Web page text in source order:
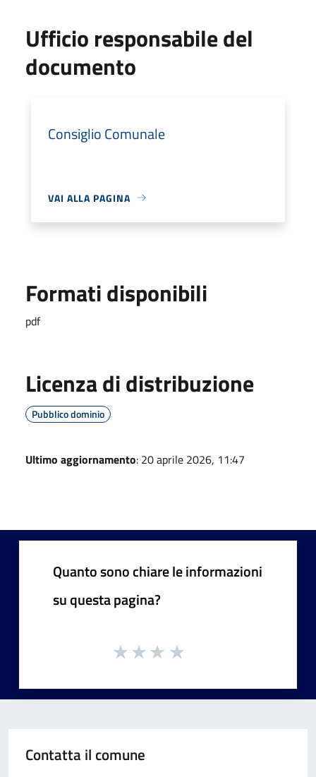
Ufficio responsabile del
documento
Consiglio Comunale
VAI ALLA PAGINA
Formati disponibili
pdf
Licenza di distribuzione
Pubblico dominio
Ultimo aggiornamento: 20 aprile 2026, 11:47
Quanto sono chiare le informazioni
su questa pagina?
Contatta il comune